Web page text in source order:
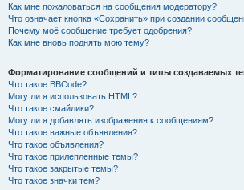
Как мне пожаловаться на сообщения модератору?
Что означает кнопка «Сохранить» при создании
Почему моё сообщение требует одобрения?
Как мне вновь поднять мою тему?
Форматирование сообщений и типы создаваемых
Что такое BBCode?
Могу ли я использовать HTML?
Что такое смайлики?
Могу ли я добавлять изображения к сообщениям?
Что такое важные объявления?
Что такое объявления?
Что такое прилепленные темы?
Что такое закрытые темы?
Что такое значки тем?